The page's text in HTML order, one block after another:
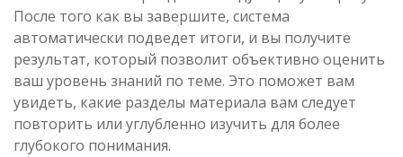
После того как вы завершите, система
автоматически подведет итоги, и вы получите
результат, который позволит объективно оценить
ваш уровень знаний по теме. Это поможет вам
увидеть, какие разделы материала вам следует
повторить или углубленно изучить для более
глубокого понимания.